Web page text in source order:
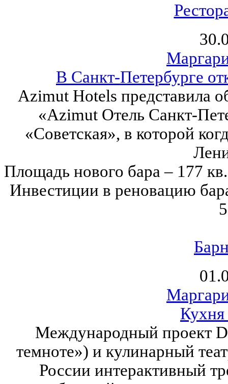
В Санкт-Петербурге
Azimut Hotels представила
«Azimut Отель Санкт-
«Советская», в которой
Площадь нового бара – 177
Инвестиции в реновацию
Международный проект
темноте») и кулинарный
России интерактивный